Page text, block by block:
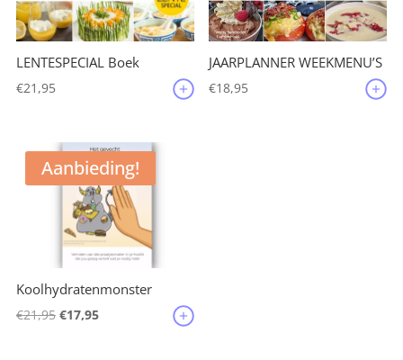
LENTESPECIAL Boek
€21,95
JAARPLANNER WEEKMENU’S
€18,95
Aanbieding!
Koolhydratenmonster
€21,95 Oorspronkelijke
€17,95Huidige